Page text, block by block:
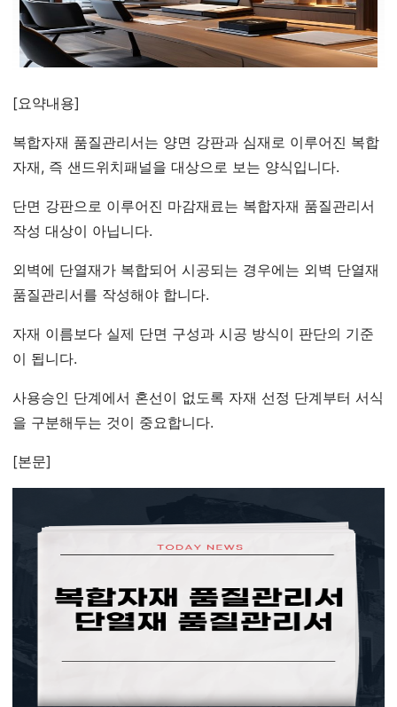
[요약내용]
복합자재 품질관리서는 양면 강판과 심재로 이루어진 복합
자재, 즉 샌드위치패널을 대상으로 보는 양식입니다.
단면 강판으로 이루어진 마감재료는 복합자재 품질관리서
작성 대상이 아닙니다.
외벽에 단열재가 복합되어 시공되는 경우에는 외벽 단열재
품질관리서를 작성해야 합니다.
자재 이름보다 실제 단면 구성과 시공 방식이 판단의 기준
이 됩니다.
사용승인 단계에서 혼선이 없도록 자재 선정 단계부터 서식
을 구분해두는 것이 중요합니다.
[본문]